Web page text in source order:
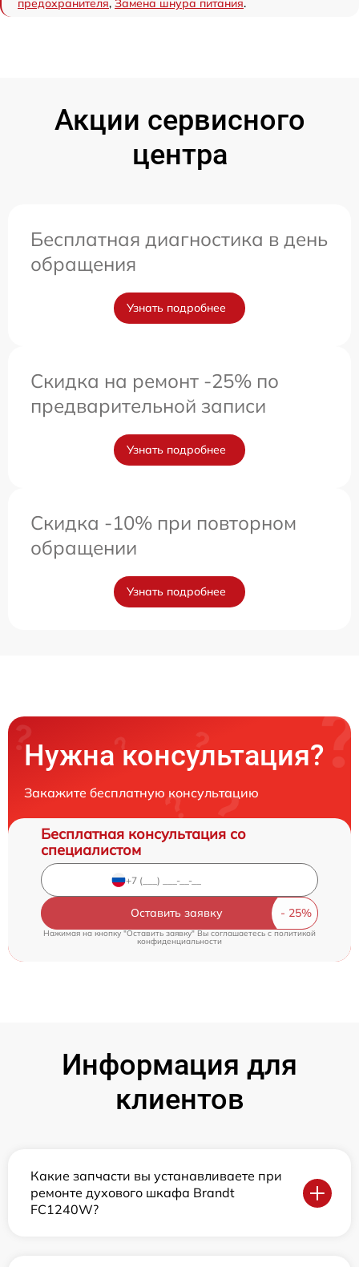
предохранителя, Замена шнура питания.
Акции сервисного
центра
Бесплатная диагностика в день
обращения
Узнать подробнее
Скидка на ремонт -25% по
предварительной записи
Узнать подробнее
Скидка -10% при повторном
обращении
Узнать подробнее
Нужна консультация?
Закажите бесплатную консультацию
Бесплатная консультация со
специалистом
Оставить заявку
Нажимая на кнопку "Оставить заявку" Вы соглашаетесь cполитикой
конфиденциальности
Информация для
клиентов
Какие запчасти вы устанавливаете при
ремонте духового шкафа Brandt
FC1240W?